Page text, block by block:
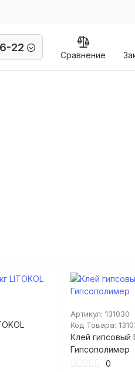
22
Сравнение
Артикул: 131030
Код Товара:
Клей
Гипсополимер
0